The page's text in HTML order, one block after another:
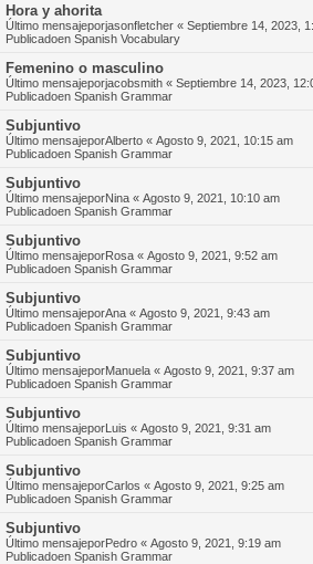
Hora y ahorita
Último mensajeporjasonfletcher « Septiembre 14, 2023,
Publicadoen Spanish Vocabulary
Femenino o masculino
Último mensajeporjacobsmith « Septiembre 14, 2023,
Publicadoen Spanish Grammar
Subjuntivo
Último mensajeporAlberto « Agosto 9, 2021, 10:15 am
Publicadoen Spanish Grammar
Subjuntivo
Último mensajeporNina « Agosto 9, 2021, 10:10 am
Publicadoen Spanish Grammar
Subjuntivo
Último mensajeporRosa « Agosto 9, 2021, 9:52 am
Publicadoen Spanish Grammar
Subjuntivo
Último mensajeporAna « Agosto 9, 2021, 9:43 am
Publicadoen Spanish Grammar
Subjuntivo
Último mensajeporManuela « Agosto 9, 2021, 9:37 am
Publicadoen Spanish Grammar
Subjuntivo
Último mensajeporLuis « Agosto 9, 2021, 9:31 am
Publicadoen Spanish Grammar
Subjuntivo
Último mensajeporCarlos « Agosto 9, 2021, 9:25 am
Publicadoen Spanish Grammar
Subjuntivo
Último mensajeporPedro « Agosto 9, 2021, 9:19 am
Publicadoen Spanish Grammar